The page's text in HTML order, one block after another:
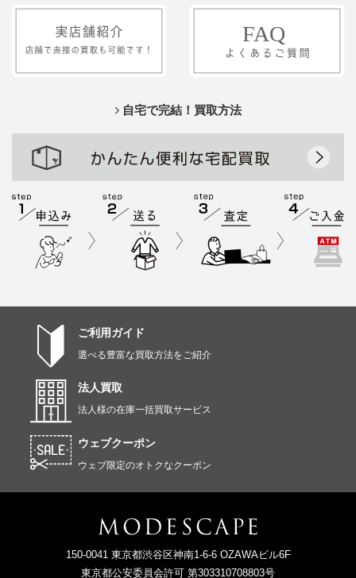
自宅で完結！買取方法
ご利用ガイド
選べる豊富な買取方法をご紹介
法人買取
法人様の在庫一括買取サービス
ウェブクーポン
ウェブ限定のオトクなクーポン
150-0041 東京都渋谷区神南1-6-6 OZAWAビル6F
東京都公安委員会許可 第303310708803号